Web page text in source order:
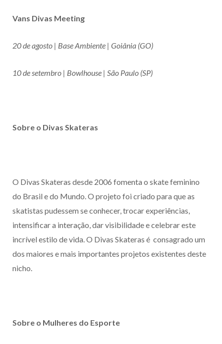
Vans Divas Meeting
20 de agosto | Base Ambiente | Goiânia (GO)
10 de setembro | Bowlhouse | São Paulo (SP)
Sobre o Divas Skateras
O Divas Skateras desde 2006 fomenta o skate feminino
do Brasil e do Mundo. O projeto foi criado para que as
skatistas pudessem se conhecer, trocar experiências,
intensificar a interação, dar visibilidade e celebrar este
incrível estilo de vida. O Divas Skateras é consagrado um
dos maiores e mais importantes projetos existentes deste
nicho.
Sobre o Mulheres do Esporte